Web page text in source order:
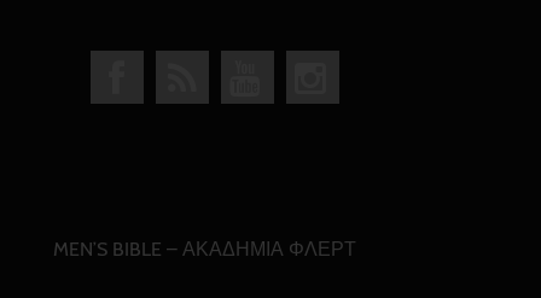
MEN’S BIBLE – ΑΚΑΔΗΜΙΑ ΦΛΕΡΤ